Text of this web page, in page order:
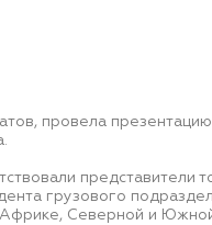
провела
представители
грузового
Африке, Северной и